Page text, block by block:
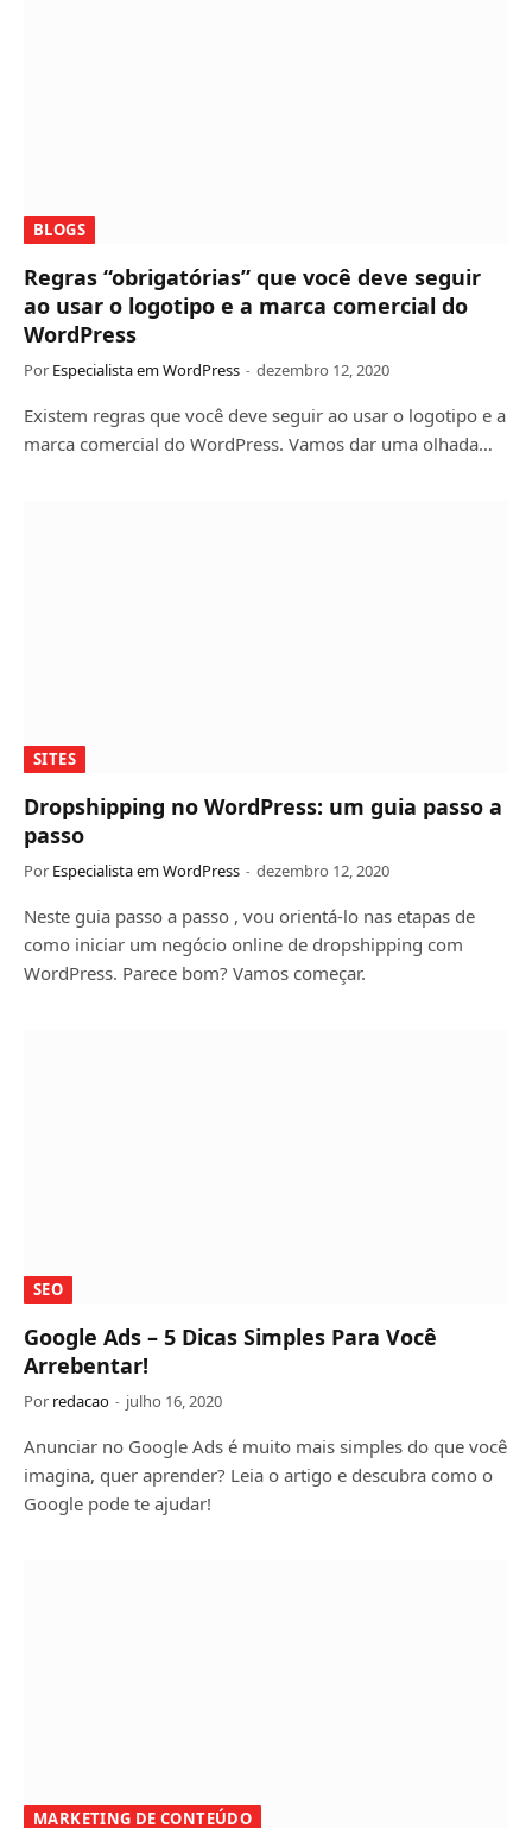
BLOGS
Regras “obrigatórias” que você deve seguir
ao usar o logotipo e a marca comercial do
WordPress
Por Especialista em WordPress dezembro 12, 2020
Existem regras que você deve seguir ao usar o logotipo e a
marca comercial do WordPress. Vamos dar uma olhada…
SITES
Dropshipping no WordPress: um guia passo a
passo
Por Especialista em WordPress dezembro 12, 2020
Neste guia passo a passo , vou orientá-lo nas etapas de
como iniciar um negócio online de dropshipping com
WordPress. Parece bom? Vamos começar.
SEO
Google Ads – 5 Dicas Simples Para Você
Arrebentar!
Por redacao julho 16, 2020
Anunciar no Google Ads é muito mais simples do que você
imagina, quer aprender? Leia o artigo e descubra como o
Google pode te ajudar!
MARKETING DE CONTEÚDO